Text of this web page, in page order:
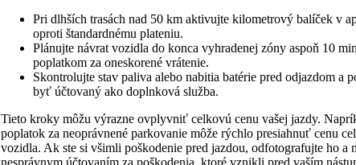
Pri dlhších trasách nad 50 km aktivujte kilometrový balíček v
oproti štandardnému plateniu.
Plánujte návrat vozidla do konca vyhradenej zóny aspoň 10
poplatkom za oneskorené vrátenie.
Skontrolujte stav paliva alebo nabitia batérie pred odjazdom a
byť účtovaný ako doplnková služba.
Tieto kroky môžu výrazne ovplyvniť celkovú cenu vašej jazdy.
poplatok za neoprávnené parkovanie môže rýchlo presiahnuť cenu
vozidla. Ak ste si všimli poškodenie pred jazdou, odfotografujte ho a